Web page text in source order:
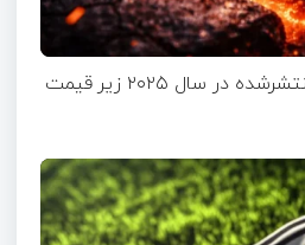
۸۴ درصد از توکن‌های منتشر‌شده در سال ۲۰۲۵ زیر قیمت